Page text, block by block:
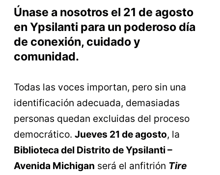
Únase a nosotros el 21 de agosto
en Ypsilanti para un poderoso día
de conexión, cuidado y
comunidad.
Todas las voces importan, pero sin una
identificación adecuada, demasiadas
personas quedan excluidas del proceso
democrático. Jueves 21 de agosto, la
Biblioteca del Distrito de Ypsilanti –
Avenida Michigan será el anfitrión Tire